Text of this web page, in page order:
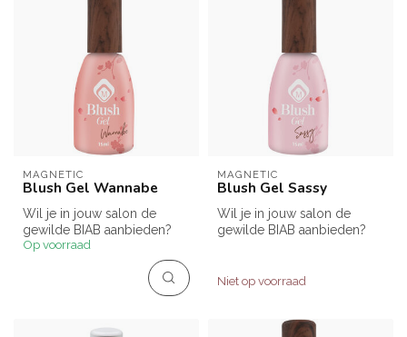
MAGNETIC
Blush Gel Wannabe
Wil je in jouw salon de
gewilde BIAB aanbieden?
Blush Gels zijn hiervoor de
Op voorraad
MAGNETIC
Blush Gel Sassy
Wil je in jouw salon de
gewilde BIAB aanbieden?
Niet op voorraad